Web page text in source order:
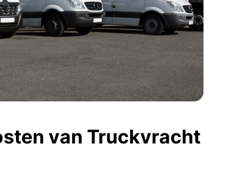
van Truckvracht